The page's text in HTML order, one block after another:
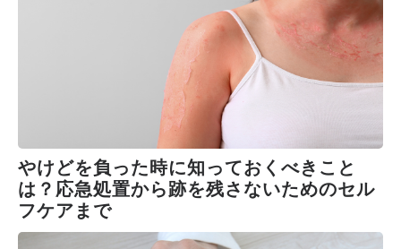
やけどを負った時に知っておくべきこと
は？応急処置から跡を残さないためのセル
フケアまで